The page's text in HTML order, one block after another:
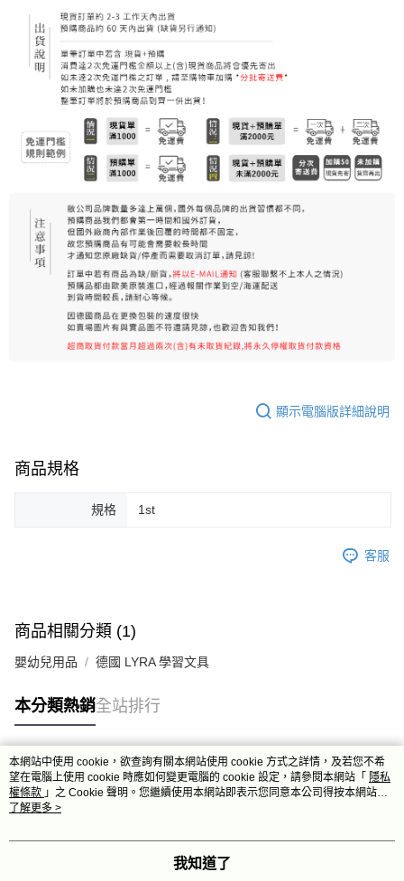
每筆NT$80，滿NT$999(含以上)免運費
7-11取貨付款
每筆NT$80，滿NT$999(含以上)免運費
7-11純取貨 (先付款
每筆NT$80，滿NT$999(含以上)免運費
每筆NT$100，滿NT$999(含以上)免運費
離島宅配（澎湖、金門、馬祖、小琉球）
每筆NT$250，滿NT$3,000(含以上)免運費
付款後門市自取
顯示電腦版詳細說明
商品規格
規格 1st
客服
商品相關分類 (1)
嬰幼兒用品 德國 LYRA 學習文具
本分類熱銷全站排行
熱門標籤
本網站中使用 cookie，欲查詢有關本網站使用 cookie 方式之詳情，及若您不希
望在電腦上使用 cookie 時應如何變更電腦的 cookie 設定，請參閱本網站「 隱私
權條款 」之 Cookie 聲明。您繼續使用本網站即表示您同意本公司得按本網站使
用條款之 Cookie 聲明使用 cookie。
了解更多 >
我知道了